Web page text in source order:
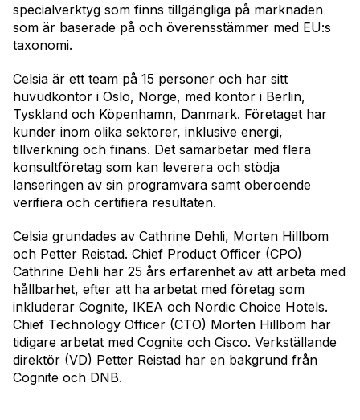
specialverktyg som finns tillgängliga på marknaden
som är baserade på och överensstämmer med EU:s
taxonomi.
Celsia är ett team på 15 personer och har sitt
huvudkontor i Oslo, Norge, med kontor i Berlin,
Tyskland och Köpenhamn, Danmark. Företaget har
kunder inom olika sektorer, inklusive energi,
tillverkning och finans. Det samarbetar med flera
konsultföretag som kan leverera och stödja
lanseringen av sin programvara samt oberoende
verifiera och certifiera resultaten.
Celsia grundades av Cathrine Dehli, Morten Hillbom
och Petter Reistad. Chief Product Officer (CPO)
Cathrine Dehli har 25 års erfarenhet av att arbeta med
hållbarhet, efter att ha arbetat med företag som
inkluderar Cognite, IKEA och Nordic Choice Hotels.
Chief Technology Officer (CTO) Morten Hillbom har
tidigare arbetat med Cognite och Cisco. Verkställande
direktör (VD) Petter Reistad har en bakgrund från
Cognite och DNB.